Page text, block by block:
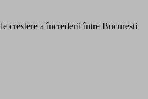
crestere a încrederii între Bucuresti